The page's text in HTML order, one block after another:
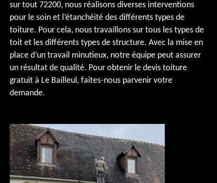
sur tout 72200, nous réalisons diverses interventions
pour le soin et l’étanchéité des différents types de
toiture. Pour cela, nous travaillons sur tous les types de
toit et les différents types de structure. Avec la mise en
place d’un travail minutieux, notre équipe peut assurer
un résultat de qualité. Pour obtenir le devis toiture
gratuit à Le Bailleul, faites-nous parvenir votre
demande.